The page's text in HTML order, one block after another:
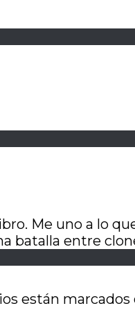
Me uno a lo
batalla entre
están marcados